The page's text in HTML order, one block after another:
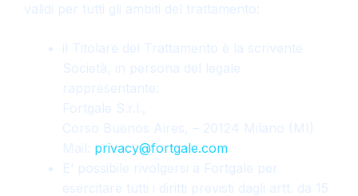
validi per tutti gli ambiti del trattamento:
il Titolare del Trattamento è la scrivente
Società, in persona del legale
rappresentante:
Fortgale S.r.l.,
Corso Buenos Aires, – 20124 Milano (MI)
Mail: privacy@fortgale.com
E’ possibile rivolgersi a Fortgale per
esercitare tutti i diritti previsti dagli artt. da 15